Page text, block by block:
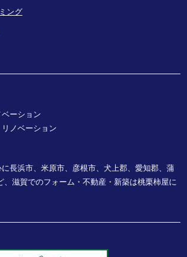
ング
ーション
ノベーション
長浜市、米原市、彦根市、犬上郡、愛知郡、蒲
、滋賀でのフォーム・不動産・新築は桃栗柿屋に